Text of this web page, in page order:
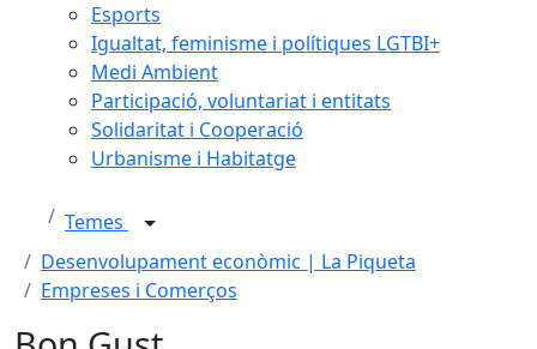
Esports
Igualtat, feminisme i polítiques LGTBI+
Medi Ambient
Participació, voluntariat i entitats
Solidaritat i Cooperació
Urbanisme i Habitatge
Temes
Desenvolupament econòmic | La Piqueta
Empreses i Comerços